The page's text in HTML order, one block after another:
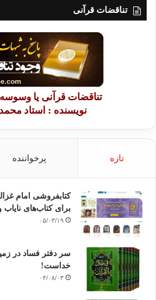
تناقضات قرآنی
تناقضات قرآنی یا
نویسنده : استاد
تازه پرخواننده
کتابفروشی امام
برای کتاب‌های نایاب
۰۵/۰۳/۱۹
سر دفتر فساد در
خداست‌!
۰۴/۰۸/۰۳